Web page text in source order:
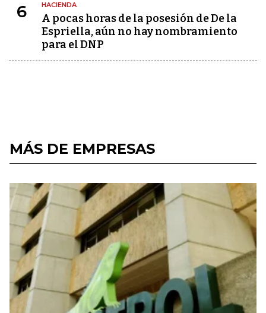
6 HACIENDA
A pocas horas de la posesión de De la
Espriella, aún no hay nombramiento
para el DNP
MÁS DE EMPRESAS